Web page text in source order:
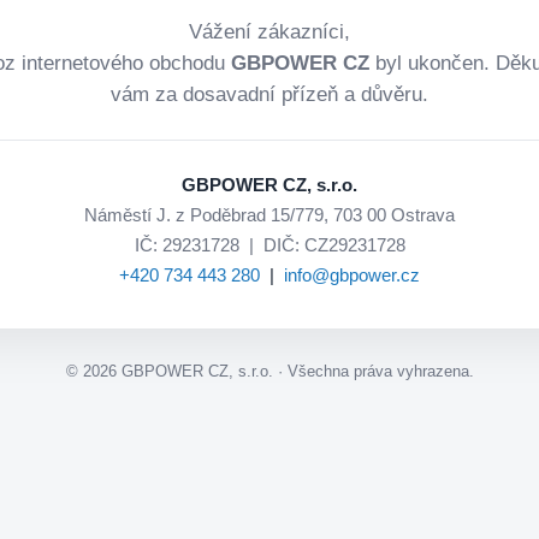
Vážení zákazníci,
internetového obchodu GBPOWER CZbyl ukončen.
vám za dosavadní přízeň a důvěru.
GBPOWER CZ, s.r.o.
Náměstí J. z Poděbrad 15/779, 703 00 Ostrava
IČ: 29231728 | DIČ: CZ29231728
+420 734 443 280 | info@gbpower.cz
© 2026GBPOWER CZ, s.r.o. · Všechna práva vyhrazena.